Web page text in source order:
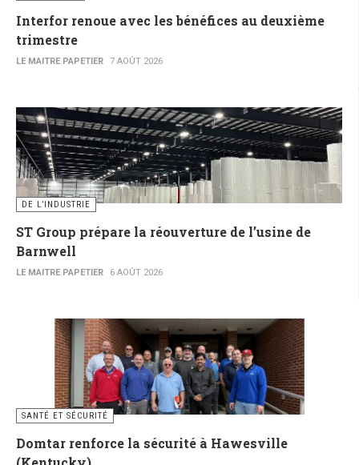
Interfor renoue avec les bénéfices au deuxième
trimestre
LE MAITRE PAPETIER 7 AOÛT 2026
DE L’INDUSTRIE
ST Group prépare la réouverture de l’usine de
Barnwell
LE MAITRE PAPETIER 6 AOÛT 2026
SANTÉ ET SÉCURITÉ
Domtar renforce la sécurité à Hawesville